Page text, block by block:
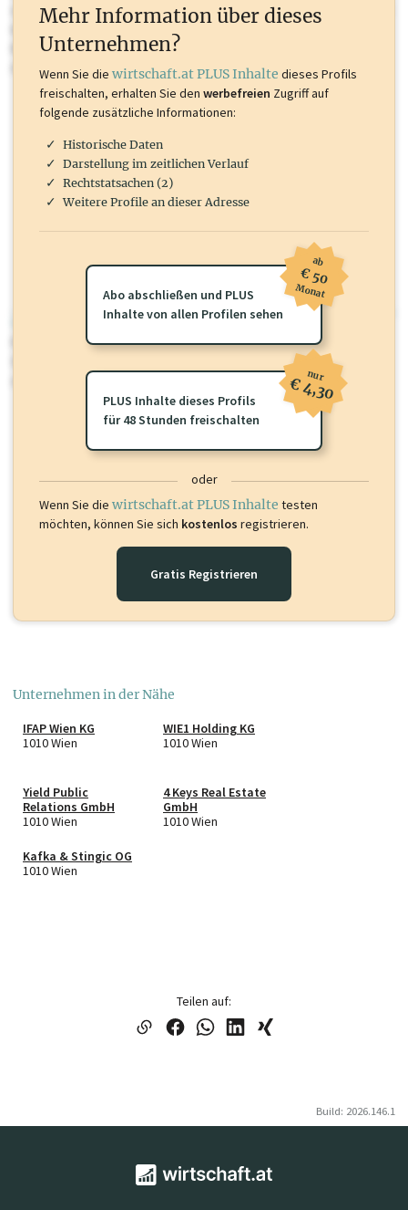
oder loggen Sie sich ein um diese Inhalte zu sehen. wirtschaft.at PLUS
Marken, Patente, Rechtstatsachen, OTS-Aussendungen, und viele
mehr.
wirtschaft.at PLUS
Für dieses Profil gibt es zusätzlichewirtschaft.at PLUS Inhalte
Sie momentan nicht einsehen können. Schalten Sie dieses Profil frei
oder loggen Sie sich ein um diese Inhalte zu sehen.
Mehr Information über dieses
Unternehmen?
Wenn Sie die wirtschaft.at PLUS Inhalte dieses Profils
freischalten, erhalten Sie den werbefreien Zugriff auf
folgende zusätzliche Informationen:
Historische Daten
Darstellung im zeitlichen Verlauf
Rechtstatsachen (2)
Weitere Profile an dieser Adresse
Abo abschließen und PLUS
Inhalte von allen Profilen sehen
ab
€ 50
Monat
PLUS Inhalte dieses Profils
für 48 Stunden freischalten
nur
€ 4,30
oder
Wenn Sie die wirtschaft.at PLUS Inhalte testen
möchten, können Sie sich kostenlos registrieren.
Gratis Registrieren
Unternehmen in der Nähe
IFAP Wien KG
1010 Wien
WIE1 Holding KG
1010 Wien
Yield Public
Relations GmbH
1010 Wien
4 Keys Real Estate
GmbH
1010 Wien
Kafka & Stingic OG
1010 Wien
Teilen auf:
Build: 2026.146.1